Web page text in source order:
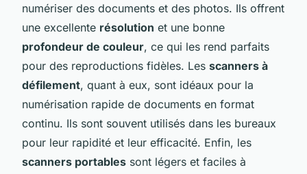
numériser des documents et des photos. Ils offrent
une excellente résolution et une bonne
profondeur de couleur, ce qui les rend parfaits
pour des reproductions fidèles. Les scanners à
défilement, quant à eux, sont idéaux pour la
numérisation rapide de documents en format
continu. Ils sont souvent utilisés dans les bureaux
pour leur rapidité et leur efficacité. Enfin, les
scanners portables sont légers et faciles à